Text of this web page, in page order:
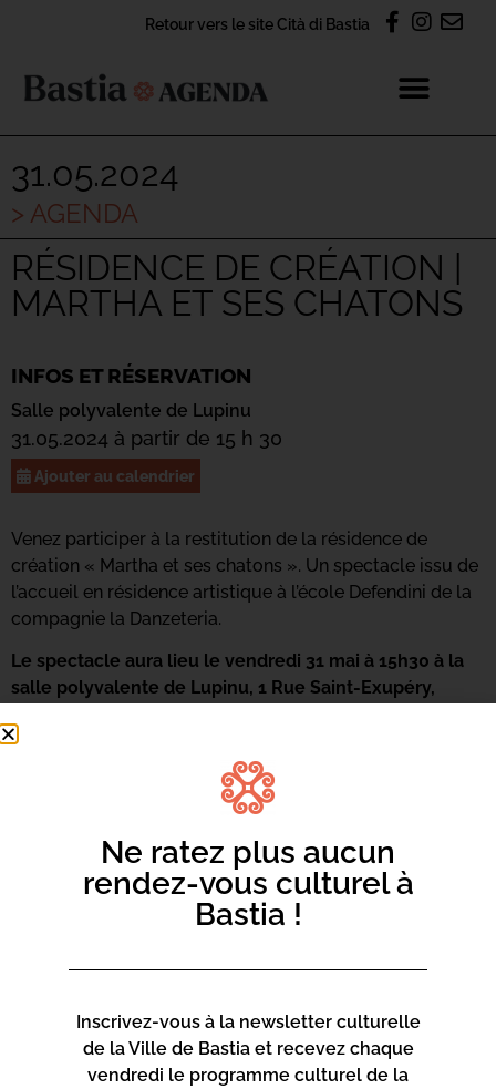
Retour vers le site Cità di Bastia
31.05.2024
> AGENDA
RÉSIDENCE DE CRÉATION |
MARTHA ET SES CHATONS
INFOS ET RÉSERVATION
Salle polyvalente de Lupinu
31.05.2024 à partir de 15 h 30
Ajouter au calendrier
Venez participer à la restitution de la résidence de
création « Martha et ses chatons ». Un spectacle issu de
l’accueil en résidence artistique à l’école Defendini de la
compagnie la Danzeteria.
Le spectacle aura lieu le vendredi 31 mai à 15h30 à la
salle polyvalente de Lupinu, 1 Rue Saint-Exupéry,
Ne ratez plus aucun
rendez-vous culturel à
Bastia !
Inscrivez-vous à la newsletter culturelle
de la Ville de Bastia et recevez chaque
vendredi le programme culturel de la